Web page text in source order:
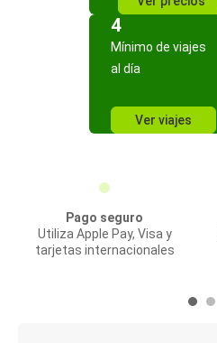
4
Mínimo de viajes
al día
Ver viajes
Pago seguro
Utiliza Apple Pay, Visa y
tarjetas internacionales